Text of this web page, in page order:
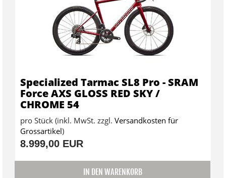
Specialized Tarmac SL8 Pro - SRAM
Force AXS GLOSS RED SKY /
CHROME 54
pro Stück (inkl. MwSt. zzgl. Versandkosten für
Grossartikel)
8.999,00 EUR
IN DEN WARENKORB